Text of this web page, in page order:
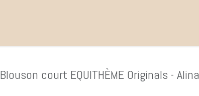
Blouson court EQUITHÈME Originals - Alina